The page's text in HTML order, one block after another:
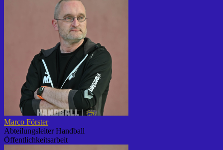
Marco Förster
Abteilungsleiter Handball
Öffentlichkeitsarbeit